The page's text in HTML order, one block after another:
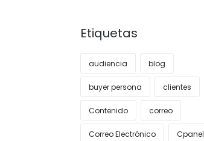
Etiquetas
audiencia blog
buyer persona clientes
Contenido correo
Correo Electrónico Cpanel